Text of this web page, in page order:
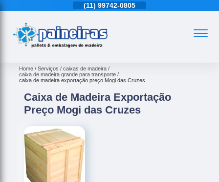
(11) 99742-0805
Home Serviços
caixas de madeira
caixa de madeira grande para transporte
caixa de madeira exportação preço Mogi das Cruzes
Caixa de Madeira Exportação
Preço Mogi das Cruzes